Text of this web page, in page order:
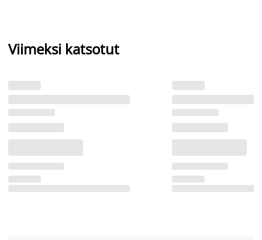
Viimeksi katsotut